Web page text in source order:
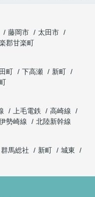
藤岡市
太田市
郡甘楽町
町 下高瀬
新町
上毛電鉄
高崎線
勢崎線
北陸新幹線
群馬総社 新町
城東